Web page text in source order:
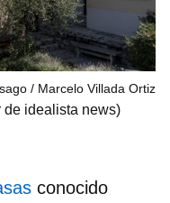
Marcelo Villada Ortiz
de idealista news)
conocido